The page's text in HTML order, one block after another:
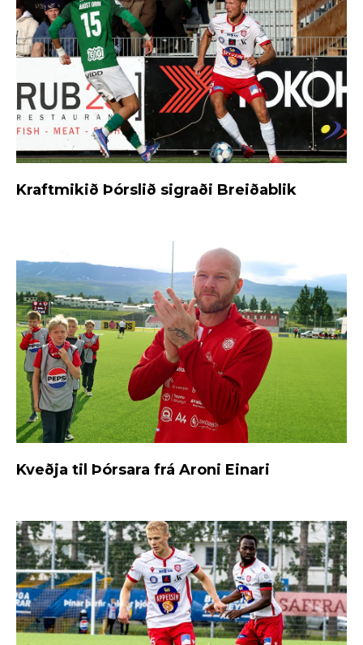
Kraftmikið Þórslið sigraði Breiðablik
Kveðja til Þórsara frá Aroni Einari